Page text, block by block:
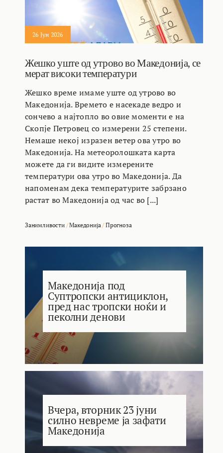
26 Јун 2026
Жешко уште од утрово во Македонија, се
мерат високи температури
Жешко време имаме уште од утрово во
Македонија. Времето е насекаде ведро и
сончево а најтопло во овие моменти е на
Скопје Петровец со измерени 25 степени.
Немаше некој изразен ветер ова утро во
Македонија. На метеоролошката карта
можете да ги видите измерените
температури ова утро во Македонија. Да
напоменам дека температурите забрзано
растат во Македонија од час во [...]
Занимливости/Македонија/Прогноза
Македонија под
Суптропски антициклон,
пред нас тропски ноќи и
пеколни денови
Вчера, вторник 23 јуни
силно невреме ја зафати
Македонија